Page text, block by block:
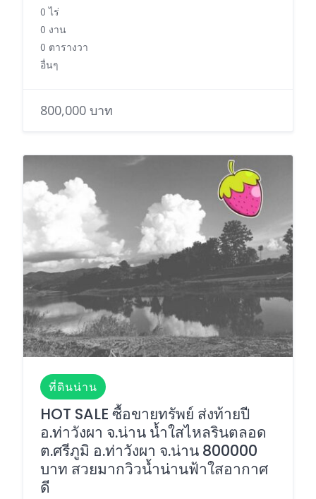
0 ไร่
0 งาน
0 ตารางวา
อื่นๆ
800,000 บาท
ที่ดินน่าน
HOT SALE ซื้อขายทรัพย์ ส่งท้ายปี
อ.ท่าวังผา จ.น่าน น้ำใสไหลรินตลอด
ต.ศรีภูมิ อ.ท่าวังผา จ.น่าน 800000
บาท สวยมากวิวน้ำน่านฟ้าใสอากาศ
ดี